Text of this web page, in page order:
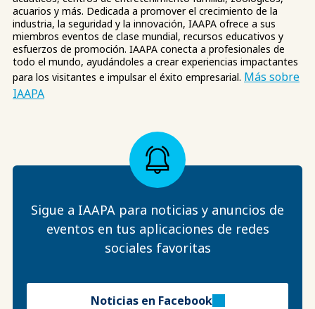
acuarios y más. Dedicada a promover el crecimiento de la
industria, la seguridad y la innovación, IAAPA ofrece a sus
miembros eventos de clase mundial, recursos educativos y
esfuerzos de promoción. IAAPA conecta a profesionales de
todo el mundo, ayudándoles a crear experiencias impactantes
para los visitantes e impulsar el éxito empresarial. Más sobre
IAAPA
Sigue a IAAPA para noticias y anuncios de
eventos en tus aplicaciones de redes
sociales favoritas
Noticias en Facebook